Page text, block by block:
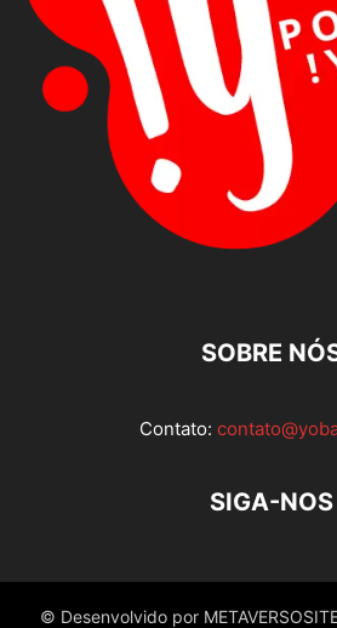
SOBRE
Contato:
SIGA-NOS
© Desenvolvido por